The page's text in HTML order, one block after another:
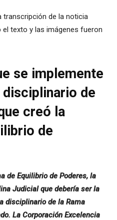
transcripción de la noticia
el texto y las imágenes fueron
se implemente
de
creó la
de
de Equilibrio de Poderes, la
Judicial que debería ser la
disciplinario de la Rama
La Corporación Excelencia